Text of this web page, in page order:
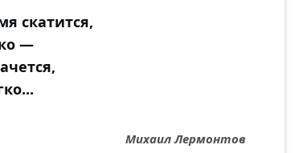
скатится,
—
Михаил Лермонтов